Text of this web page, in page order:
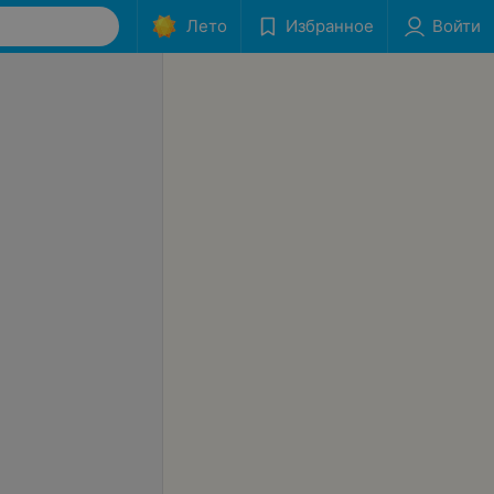
Лето Избранное Войти